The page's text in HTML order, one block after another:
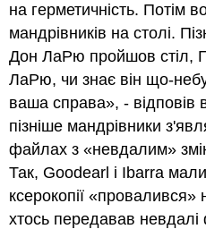
на герметичність. Потім
мандрівників на столі.
Дон ЛаРю пройшов стіл,
ЛаРю, чи знає він що-
ваша справа», - відповів
пізніше мандрівники
файлах з «невдалим»
Так, Goodearl і Ibarra мали
ксерокопії
хтось передавав невдалі